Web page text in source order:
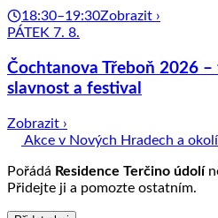
18:30–19:30Zobrazit ›
PÁTEK 7. 8.
Čochtanova Třeboň 2026
slavnost a festival
Zobrazit ›
Akce v Nových Hradech a okolí
Pořádá Residence Terčino údolí
Přidejte ji a pomozte ostatním.